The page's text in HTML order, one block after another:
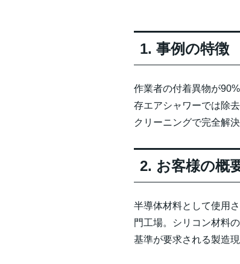
1. 事例の特徴
作業者の付着異物が
存エアシャワーでは除
クリーニングで完全解決
2. お客様の概
半導体材料として使用
門工場。シリコン材料
基準が要求される製造現